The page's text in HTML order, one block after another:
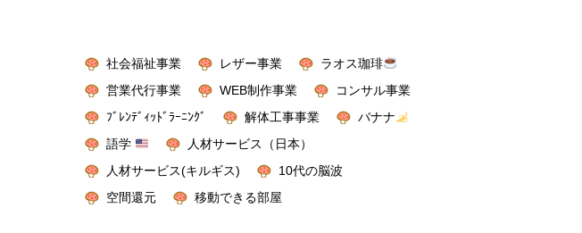
社会福祉事業 レザー事業
ラオス珈琲
営業代行事業
WEB制作事業
コンサル事業
ﾌﾞﾚﾝﾃﾞｨｯﾄﾞﾗｰﾆﾝｸﾞ
解体工事事業
バナナ
語学
人材サービス（日本）
人材サービス(キルギス)
10代の脳波
空間還元
移動できる部屋